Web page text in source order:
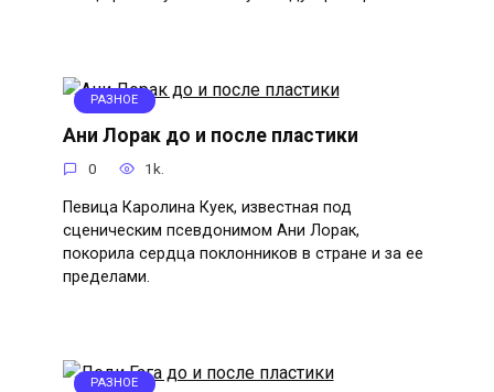
РАЗНОЕ
Ани Лорак до и после пластики
0 1k.
Певица Каролина Куек, известная под
сценическим псевдонимом Ани Лорак,
покорила сердца поклонников в стране и за ее
пределами.
РАЗНОЕ